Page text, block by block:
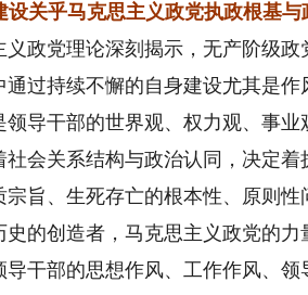
关乎马克思主义政党执政根基与
党理论深刻揭示，无产阶级政
通过持续不懈的自身建设尤其是
领导干部的世界观、权力观、事
社会关系结构与政治认同，决定
旨、生死存亡的根本性、原则性
创造者，马克思主义政党的力
导干部的思想作风、工作作风、